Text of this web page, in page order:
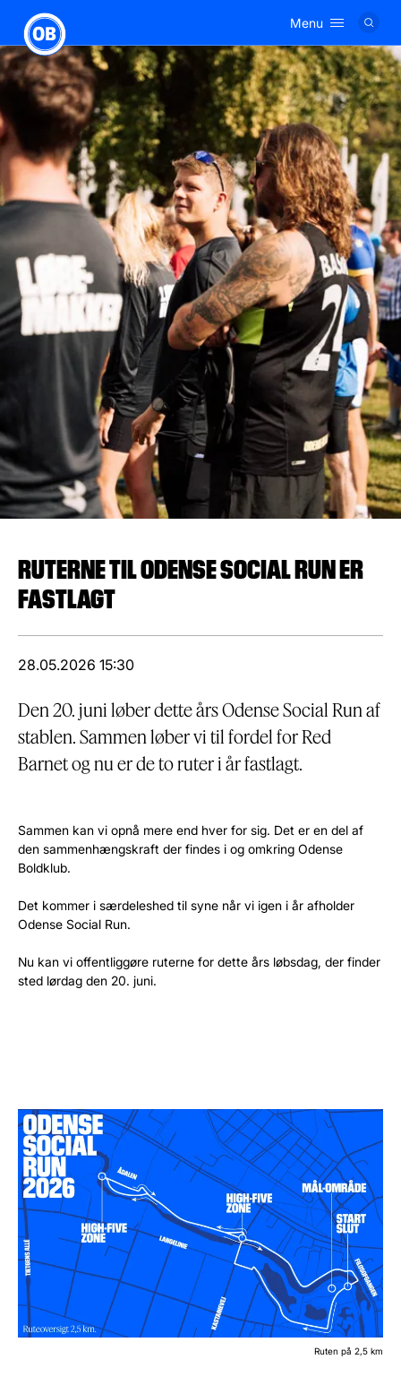
Logo
Menu
RUTERNE TIL ODENSE SOCIAL RUN ER
FASTLAGT
28.05.2026 15:30
Den 20. juni løber dette års Odense Social Run af
stablen. Sammen løber vi til fordel for Red
Barnet og nu er de to ruter i år fastlagt.
Sammen kan vi opnå mere end hver for sig. Det er en del af
den sammenhængskraft der findes i og omkring Odense
Boldklub.
Det kommer i særdeleshed til syne når vi igen i år afholder
Odense Social Run.
Nu kan vi offentliggøre ruterne for dette års løbsdag, der finder
sted lørdag den 20. juni.
Ruten på 2,5 km